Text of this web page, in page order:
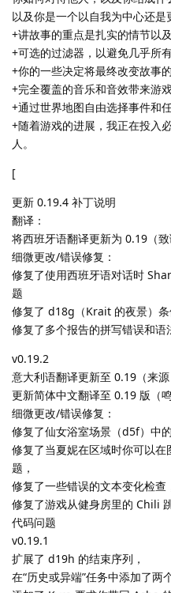
以及你是一个以自我为中心还
+讲故事的重点是扎实的情节以
+可选的过滤器，以避免几乎所
+你的一些决定将最终改变故事
+完全覆盖的音乐和音效带来游
+通过世界地图自由选择事件和
+随着游戏的进展，我正在投入
人。
[
更新 0.19.4 补丁说明
翻译：
将西班牙语翻译更新为 0.19（致
细微更改/错误修复：
修复了使用西班牙语对话时
题
修复了 d18g（Krait 的夜景）
修复了多个报告的拼写错误和语
v0.19.2
意大利语翻译更新至 0.19（来
更新简体中文翻译至 0.19 版（
细微更改/错误修复：
修复了仙女浴室场景（d5f）中
修复了当夏妮在区域时你可以
题，
修复了一些错误的文本变化检查
修复了游戏从健身房里的 Chili
代码问题
v0.19.1
扩展了 d19h 的结束序列，
在“历史或异端”任务中添加了两